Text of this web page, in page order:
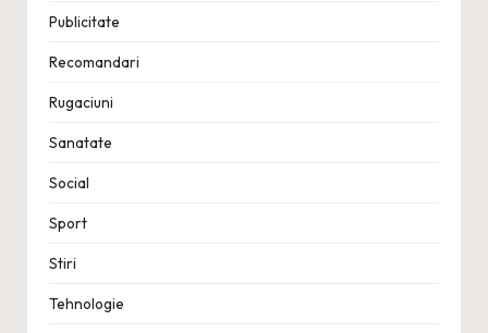
Publicitate
Recomandari
Rugaciuni
Sanatate
Social
Sport
Stiri
Tehnologie